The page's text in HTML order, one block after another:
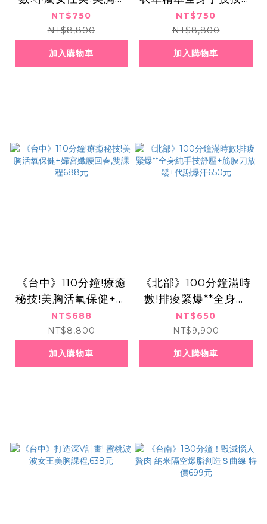
PUP按摩+全背純手技
按摩,750元
NT$750
NT$8,800
加入購物車
＋氣動SPA 750元
NT$750
NT$8,800
加入購物車
《台中》110分鐘!療癒
秘技!美胸活氧保健+婦
宮孅腰回春,雙課程68
8元
NT$688
NT$8,800
加入購物車
《北部》100分鐘滿時
數!排痠緊爆**全身純
手技舒壓+筋膜刀放鬆
+代謝爆汗650元
NT$650
NT$9,900
加入購物車